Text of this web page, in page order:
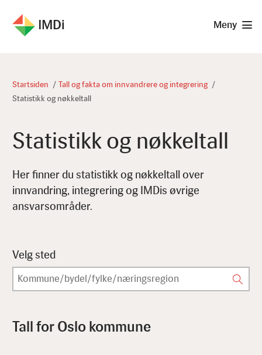
IMDi Meny
Startsiden
Tall og fakta om innvandrere og integrering
Statistikk og nøkkeltall
Statistikk og nøkkeltall
Her finner du statistikk og nøkkeltall over
innvandring, integrering og IMDis øvrige
ansvarsområder.
Velg sted
Tall for Oslo kommune